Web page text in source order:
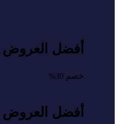
أفضل العروض
خصم 30%
أفضل العروض